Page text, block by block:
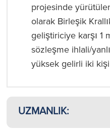
projesinde
olarak Birleşik
geliştiriciye karşı 1
sözleşme ihlali/
yüksek gelirli iki
UZMANLIK: